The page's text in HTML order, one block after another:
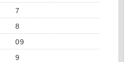
7
8
09
9